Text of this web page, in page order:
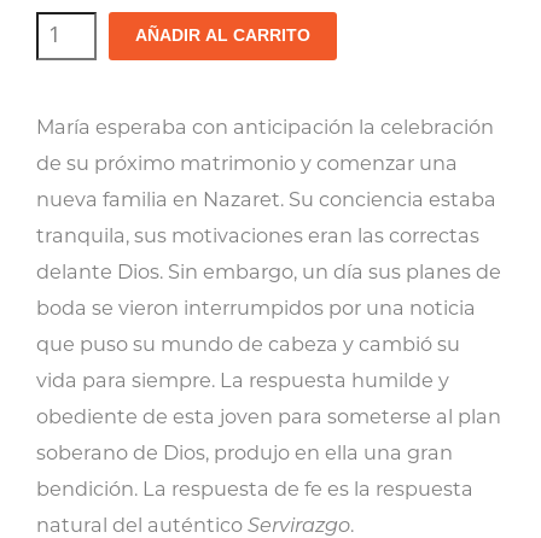
Día
del
maternal:
servirazgo
de
María
cantidad
AÑADIR AL CARRITO
María esperaba con anticipación la celebración
de su próximo matrimonio y comenzar una
nueva familia en Nazaret. Su conciencia estaba
tranquila, sus motivaciones eran las correctas
delante Dios. Sin embargo, un día sus planes de
boda se vieron interrumpidos por una noticia
que puso su mundo de cabeza y cambió su
vida para siempre. La respuesta humilde y
obediente de esta joven para someterse al plan
soberano de Dios, produjo en ella una gran
bendición. La respuesta de fe es la respuesta
natural del auténtico Servirazgo.